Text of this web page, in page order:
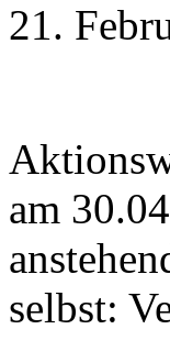
21.
am
selbst: